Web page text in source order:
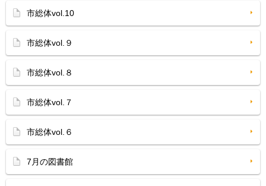
市総体vol.10
市総体vol.９
市総体vol.８
市総体vol.７
市総体vol.６
7月の図書館